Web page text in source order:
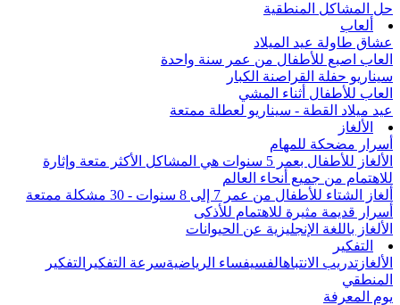
حل المشاكل المنطقية
ألعاب
عشاق طاولة عيد الميلاد
العاب اصبع للأطفال من عمر سنة واحدة
سيناريو حفلة القراصنة الكبار
العاب للأطفال أثناء المشي
عيد ميلاد القطة - سيناريو لعطلة ممتعة
الألغاز
أسرار مضحكة للمهام
الألغاز للأطفال بعمر 5 سنوات هي المشاكل الأكثر متعة وإثارة
للاهتمام من جميع أنحاء العالم
ألغاز الشتاء للأطفال من عمر 7 إلى 8 سنوات - 30 مشكلة ممتعة
أسرار قديمة مثيرة للاهتمام للأذكى
الألغاز باللغة الإنجليزية عن الحيوانات
التفكير
الألغاز تدريب الانتباهالفسيفساء الرياضيةسرعة التفكير التفكير
المنطقي
يوم المعرفة